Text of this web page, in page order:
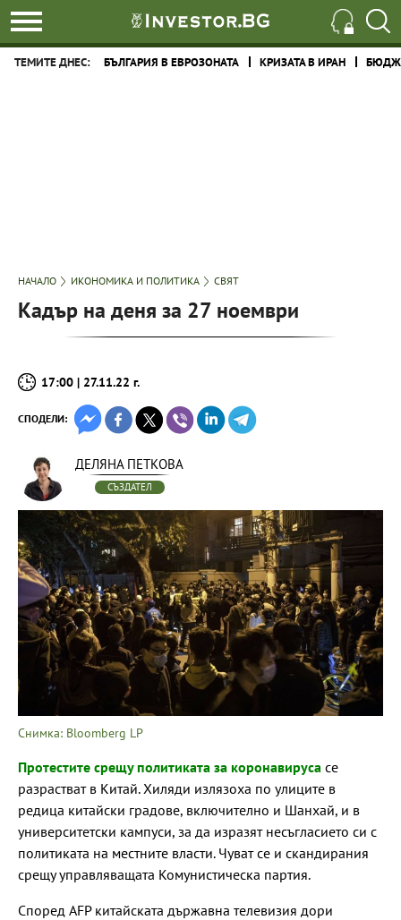
ТЕМИТЕ ДНЕС: БЪЛГАРИЯ В ЕВРОЗОНАТА КРИЗАТА В ИРАН
НАЧАЛО ИКОНОМИКА И ПОЛИТИКА СВЯТ
Кадър на деня за 27 ноември
17:00 | 27.11.22 г.
СПОДЕЛИ:
ДЕЛЯНА ПЕТКОВА
СЪЗДАТЕЛ
Снимка: Bloomberg LP
Протестите срещу политиката за коронавируса се
разрастват в Китай. Хиляди излязоха по улиците в
редица китайски градове, включително и Шанхай, и в
университетски кампуси, за да изразят несъгласието си с
политиката на местните власти. Чуват се и скандирания
срещу управляващата Комунистическа партия.
Според AFP китайската държавна телевизия дори